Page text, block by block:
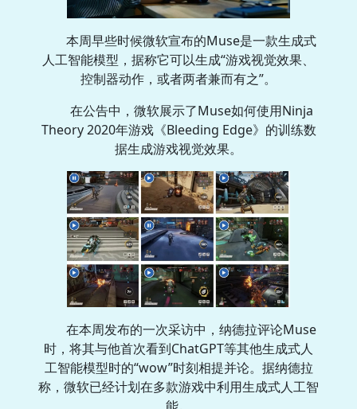
本周早些时候微软宣布的Muse是一款生成式
人工智能模型，据称它可以生成“游戏视觉效果、
控制器动作，或者两者兼而有之”。
在公告中，微软展示了Muse如何使用Ninja
Theory 2020年游戏《Bleeding Edge》的训练数
据生成游戏视觉效果。
在本周发布的一次采访中，纳德拉评论Muse
时，将其与他首次看到ChatGPT等其他生成式人
工智能模型时的“wow”时刻相提并论。据纳德拉
称，微软已经计划在多款游戏中利用生成式人工智